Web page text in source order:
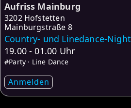
Aufriss Mainburg
3202 Hofstetten
Mainburgstraße 8
Country- und Linedance-Night
19.00 - 01.00 Uhr
#Party · Line Dance
Anmelden